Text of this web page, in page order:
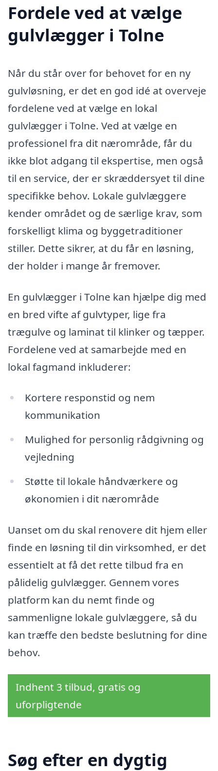
Fordele ved at vælge
gulvlægger i Tolne
Når du står over for behovet for en ny
gulvløsning, er det en god idé at overveje
fordelene ved at vælge en lokal
gulvlægger i Tolne. Ved at vælge en
professionel fra dit nærområde, får du
ikke blot adgang til ekspertise, men også
til en service, der er skræddersyet til dine
specifikke behov. Lokale gulvlæggere
kender området og de særlige krav, som
forskelligt klima og byggetraditioner
stiller. Dette sikrer, at du får en løsning,
der holder i mange år fremover.
En gulvlægger i Tolne kan hjælpe dig med
en bred vifte af gulvtyper, lige fra
trægulve og laminat til klinker og tæpper.
Fordelene ved at samarbejde med en
lokal fagmand inkluderer:
Kortere responstid og nem
kommunikation
Mulighed for personlig rådgivning og
vejledning
Støtte til lokale håndværkere og
økonomien i dit nærområde
Uanset om du skal renovere dit hjem eller
finde en løsning til din virksomhed, er det
essentielt at få det rette tilbud fra en
pålidelig gulvlægger. Gennem vores
platform kan du nemt finde og
sammenligne lokale gulvlæggere, så du
kan træffe den bedste beslutning for dine
behov.
Indhent 3 tilbud, gratis og
uforpligtende
Søg efter en dygtig